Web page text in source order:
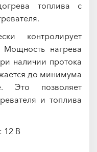
топлива с
контролирует
Мощность нагрева
наличии протока
до минимума
Это позволяет
и топлива
12 В